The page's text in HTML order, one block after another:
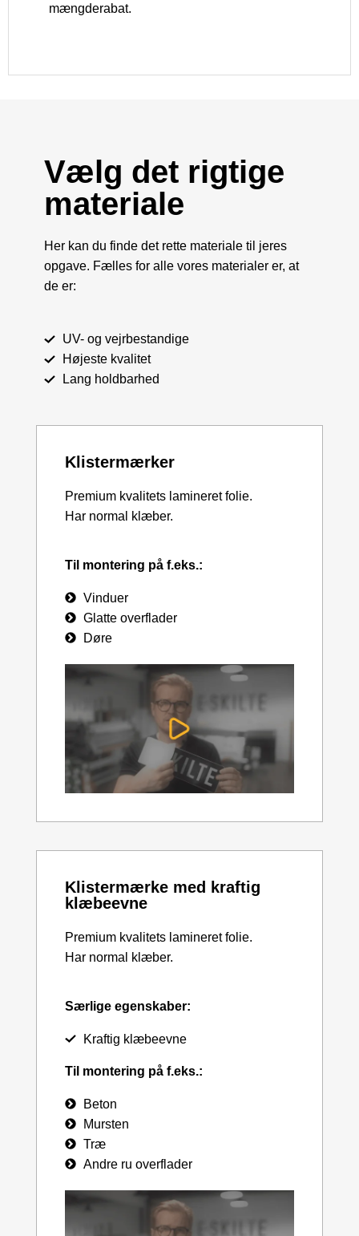
mængderabat.
Vælg det rigtige
materiale
Her kan du finde det rette materiale til jeres
opgave. Fælles for alle vores materialer er, at
de er:
UV- og vejrbestandige
Højeste kvalitet
Lang holdbarhed
Klistermærker
Premium kvalitets lamineret folie.
Har normal klæber.
Til montering på f.eks.:
Vinduer
Glatte overflader
Døre
Klistermærke med kraftig
klæbeevne
Premium kvalitets lamineret folie.
Har normal klæber.
Særlige egenskaber:
Kraftig klæbeevne
Til montering på f.eks.:
Beton
Mursten
Træ
Andre ru overflader